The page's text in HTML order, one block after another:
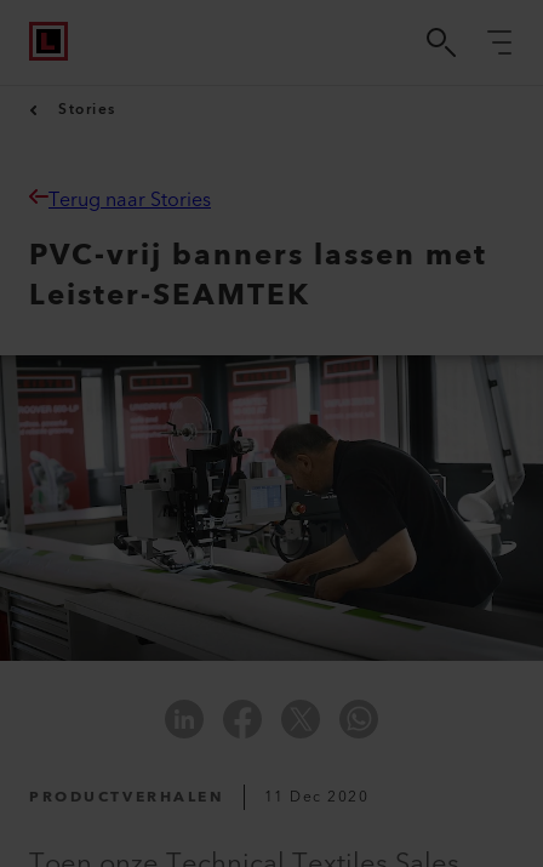
Stories
Terug naar Stories
PVC-vrij banners lassen met
Leister-SEAMTEK
PRODUCTVERHALEN 11 Dec 2020